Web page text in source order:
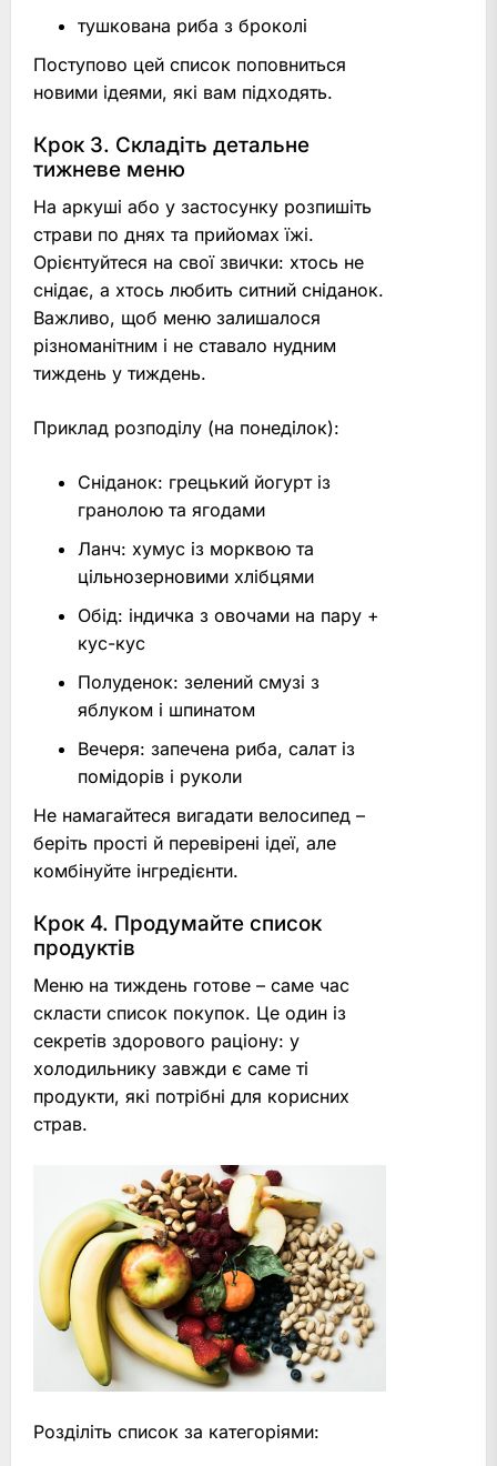
тушкована риба з броколі
Поступово цей список поповниться
новими ідеями, які вам підходять.
Крок 3. Складіть детальне
тижневе меню
На аркуші або у застосунку розпишіть
страви по днях та прийомах їжі.
Орієнтуйтеся на свої звички: хтось не
снідає, а хтось любить ситний сніданок.
Важливо, щоб меню залишалося
різноманітним і не ставало нудним
тиждень у тиждень.
Приклад розподілу (на понеділок):
Сніданок: грецький йогурт із
гранолою та ягодами
Ланч: хумус із морквою та
цільнозерновими хлібцями
Обід: індичка з овочами на пару +
кус-кус
Полуденок: зелений смузі з
яблуком і шпинатом
Вечеря: запечена риба, салат із
помідорів і руколи
Не намагайтеся вигадати велосипед –
беріть прості й перевірені ідеї, але
комбінуйте інгредієнти.
Крок 4. Продумайте список
продуктів
Меню на тиждень готове – саме час
скласти список покупок. Це один із
секретів здорового раціону: у
холодильнику завжди є саме ті
продукти, які потрібні для корисних
страв.
Розділіть список за категоріями: